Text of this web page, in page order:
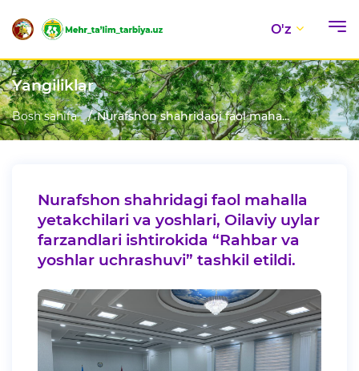
O'z
Yangiliklar
Bosh sahifa Nurafshon shahridagi faol maha...
Nurafshon shahridagi faol mahalla
yetakchilari va yoshlari, Oilaviy uylar
farzandlari ishtirokida “Rahbar va
yoshlar uchrashuvi” tashkil etildi.